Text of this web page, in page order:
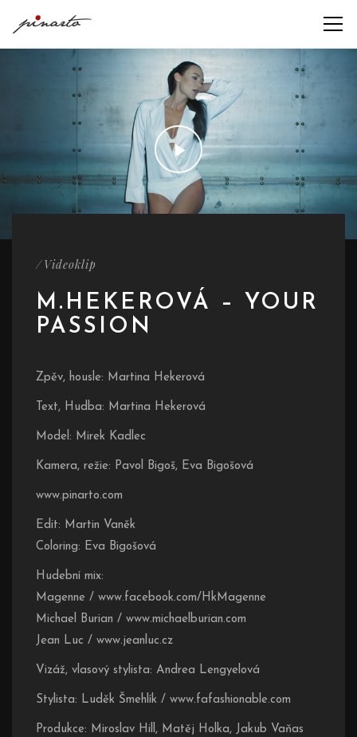
/ Videoklip
M.HEKEROVÁ – YOUR
PASSION
Zpěv, housle: Martina Hekerová
Text, Hudba: Martina Hekerová
Model: Mirek Kadlec
Kamera, režie: Pavol Bigoš, Eva Bigošová
www.pinarto.com
Edit: Martin Vaněk
Coloring: Eva Bigošová
Hudební mix:
Magenne / www.facebook.com/HkMagenne
Michael Burian / www.michaelburian.com
Jean Luc / www.jeanluc.cz
Vizáž, vlasový stylista: Andrea Lengyelová
Stylista: Luděk Šmehlík / www.fafashionable.com
Produkce: Miroslav Hill, Matěj Holka, Jakub Vaňas